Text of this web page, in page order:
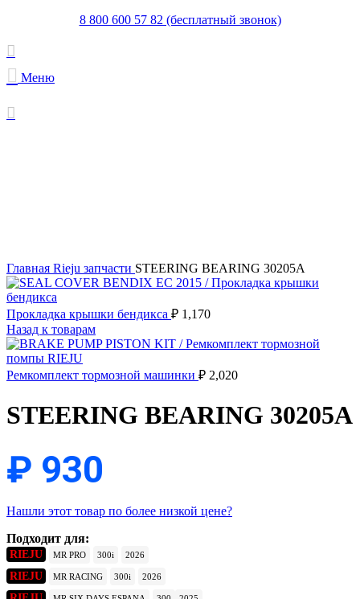
8 800 600 57 82 (бесплатный звонок)
Меню
Главная Rieju запчасти STEERING BEARING 30205A
Прокладка крышки бендикса ₽ 1,170
Назад к товарам
Ремкомплект тормозной машинки ₽ 2,020
STEERING BEARING 30205A
₽ 930
Нашли этот товар по более низкой цене?
Подходит для:
RIEJU MR PRO 300i 2026
RIEJU MR RACING 300i 2026